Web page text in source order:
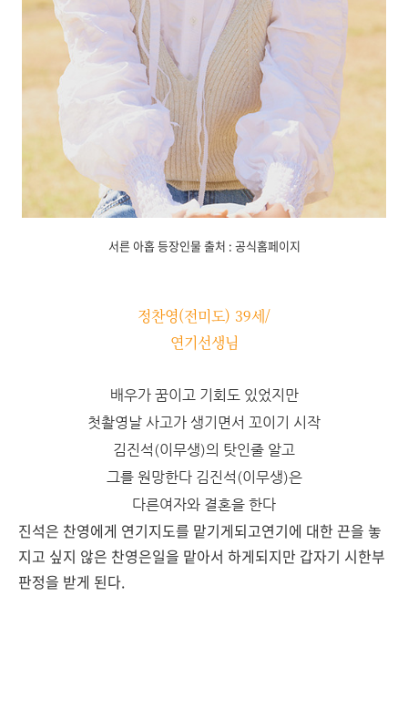
서른 아홉 등장인물 출처 : 공식홈페이지
정찬영(전미도) 39세/
연기선생님
배우가 꿈이고 기회도 있었지만
첫촬영날 사고가 생기면서 꼬이기 시작
김진석(이무생)의 탓인줄 알고
그를 원망한다 김진석(이무생)은
다른여자와 결혼을 한다
진석은 찬영에게 연기지도를 맡기게되고연기에 대한 끈을 놓
지고 싶지 않은 찬영은일을 맡아서 하게되지만 갑자기 시한부
판정을 받게 된다.